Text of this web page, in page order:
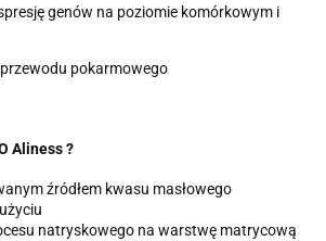
genów na poziomie komórkowym i
pokarmowego
Aliness ?
źródłem kwasu masłowego
natryskowego na warstwę matrycową